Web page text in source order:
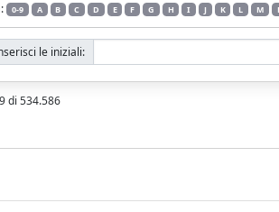
0-9 A B C D E F G H I J K L M
le iniziali:
di 534.586